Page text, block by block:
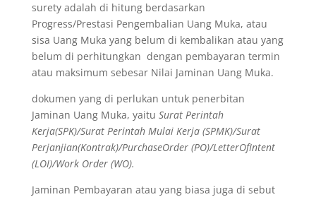
surety adalah di hitung berdasarkan
Progress/Prestasi Pengembalian Uang Muka, atau
sisa Uang Muka yang belum di kembalikan atau yang
belum di perhitungkan dengan pembayaran termin
atau maksimum sebesar Nilai Jaminan Uang Muka.
dokumen yang di perlukan untuk penerbitan
Jaminan Uang Muka, yaitu Surat Perintah
Kerja(SPK)/Surat Perintah Mulai Kerja (SPMK)/Surat
Perjanjian(Kontrak)/PurchaseOrder (PO)/LetterOfIntent
(LOI)/Work Order (WO).
Jaminan Pembayaran atau yang biasa juga di sebut